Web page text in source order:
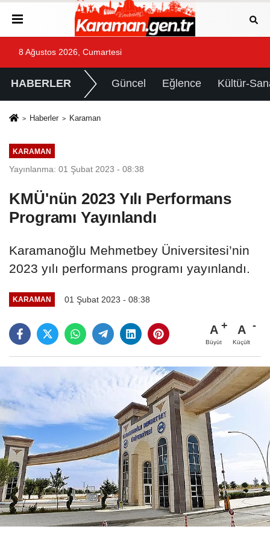
8 Ağustos 2026, Cumartesi
HABERLER Güncel Eğlence Kültür-
Haberler Karaman
KARAMAN
Yayınlanma: 01 Şubat 2023 - 08:38
KMÜ'nün 2023 Yılı Performans
Programı Yayınlandı
Karamanoğlu Mehmetbey Üniversitesi’nin
2023 yılı performans programı yayınlandı.
KARAMAN 01 Şubat 2023 - 08:38
A
Büyüt
A
Küçült